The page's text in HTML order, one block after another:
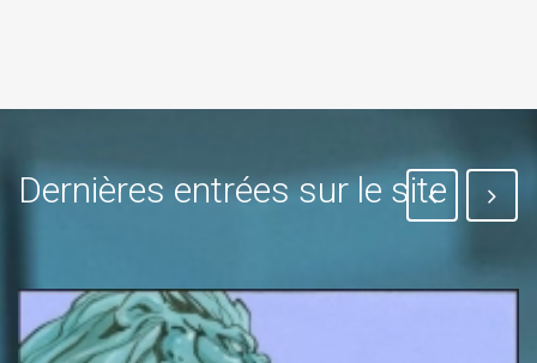
Dernières entrées sur le site